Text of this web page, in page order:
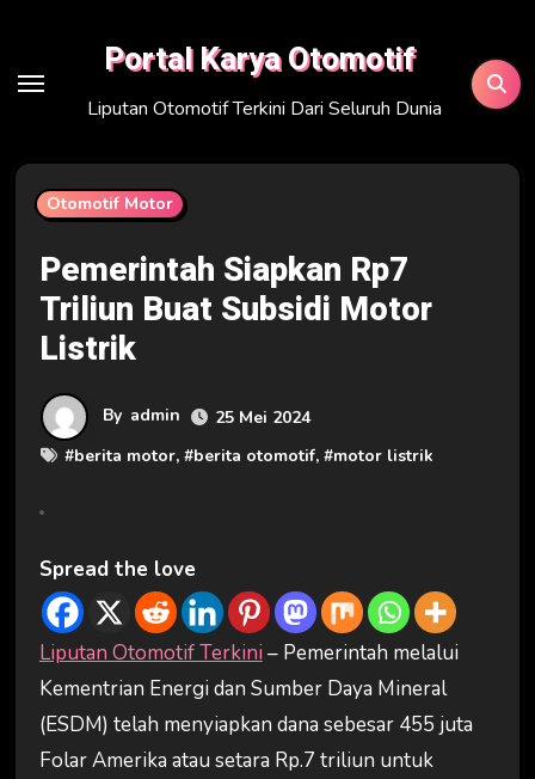
content
Portal Karya Otomotif
Liputan Otomotif Terkini Dari Seluruh Dunia
Otomotif Motor
Pemerintah Siapkan Rp7
Triliun Buat Subsidi Motor
Listrik
By admin
25 Mei 2024
#berita motor, #berita otomotif, #motor listrik
Spread the love
Liputan Otomotif Terkini– Pemerintah melalui
Kementrian Energi dan Sumber Daya Mineral
(ESDM) telah menyiapkan dana sebesar 455 juta
Folar Amerika atau setara Rp.7 triliun untuk